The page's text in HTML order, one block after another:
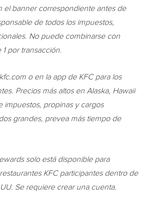
el banner correspondiente antes de
de todos los impuestos,
No puede combinarse con
por transacción.
o en la app de KFC para los
Precios más altos en Alaska, Hawaii
impuestos, propinas y cargos
grandes, prevea más tiempo de
solo está disponible para
KFC participantes dentro de
Se requiere crear una cuenta.